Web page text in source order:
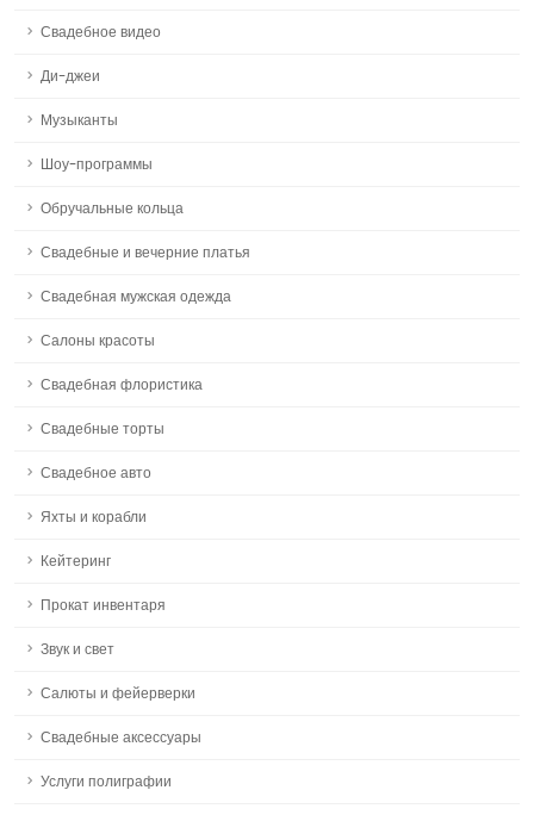
Свадебное видео
Ди-джеи
Музыканты
Шоу-программы
Обручальные кольца
Свадебные и вечерние платья
Свадебная мужская одежда
Салоны красоты
Свадебная флористика
Свадебные торты
Свадебное авто
Яхты и корабли
Кейтеринг
Прокат инвентаря
Звук и свет
Салюты и фейерверки
Свадебные аксессуары
Услуги полиграфии